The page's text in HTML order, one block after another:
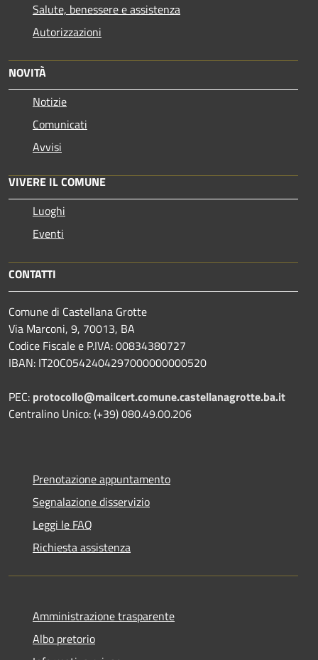
Salute, benessere e assistenza
Autorizzazioni
NOVITÀ
Notizie
Comunicati
Avvisi
VIVERE IL COMUNE
Luoghi
Eventi
CONTATTI
Comune di Castellana Grotte
Via Marconi, 9, 70013, BA
Codice Fiscale e P.IVA: 00834380727
IBAN: IT20C0542404297000000000520
PEC: protocollo@mailcert.comune.castellanagrotte.ba.it
Centralino Unico: (+39) 080.49.00.206
Prenotazione appuntamento
Segnalazione disservizio
Leggi le FAQ
Richiesta assistenza
Amministrazione trasparente
Albo pretorio